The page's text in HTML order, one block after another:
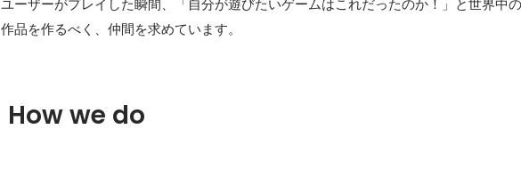
作品を作るべく、仲間を求めています。
How we do